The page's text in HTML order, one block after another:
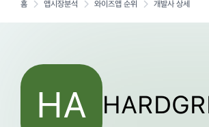
홈 앱시장분석 와이즈앱 순위 개발사 상세
HA